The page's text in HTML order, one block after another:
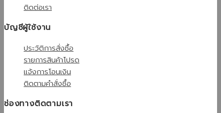
ติดต่อเรา
บัญชีผู้ใช้งาน
ประวัติการสั่งซื้อ
รายการสินค้าโปรด
แจ้งการโอนเงิน
ติดตามคำสั่งซื้อ
ช่องทางติดตามเรา